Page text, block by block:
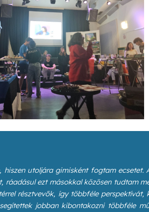
utoljára gimisként fogtam
ezt másokkal közösen tudtam
résztvevők, így többféle
jobban kibontakozni többféle